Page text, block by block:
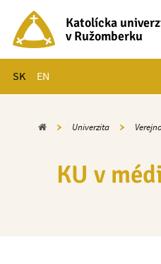
Katolícka
v Ružomberku
SK EN
Hlavné menu
Domov Univerzita
KU v